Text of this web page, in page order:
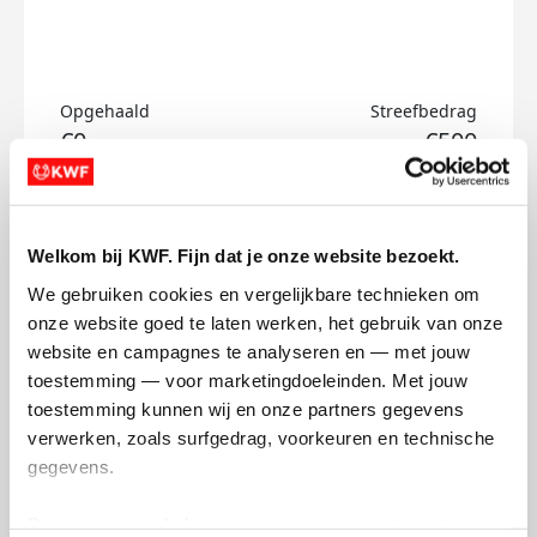
Welkom bij KWF. Fijn dat je onze website bezoekt.
We gebruiken cookies en vergelijkbare technieken om
onze website goed te laten werken, het gebruik van onze
website en campagnes te analyseren en — met jouw
toestemming — voor marketingdoeleinden. Met jouw
toestemming kunnen wij en onze partners gegevens
verwerken, zoals surfgedrag, voorkeuren en technische
gegevens.
Opgehaald
€0
Streefbedrag
€500
Doneer
Sara's badges